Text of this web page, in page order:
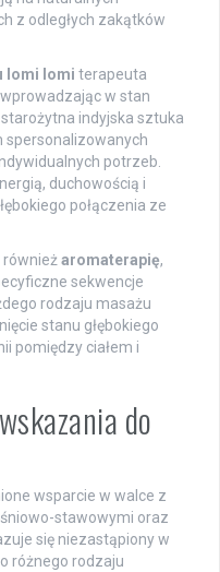
z odległych zakątków
lomi lomi terapeuta
w stan
starożytna indyjska sztuka
spersonalizowanych
potrzeb.
duchowością i
połączenia ze
aromaterapię,
sekwencje
rodzaju masażu
stanu głębokiego
pomiędzy ciałem i
do
wsparcie w walce z
stawowymi oraz
się niezastąpiony w
różnego rodzaju